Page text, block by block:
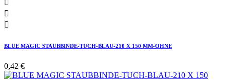



BLUE MAGIC STAUBBINDE-TUCH-BLAU-210 X 150 MM-OHNE
0,42 €